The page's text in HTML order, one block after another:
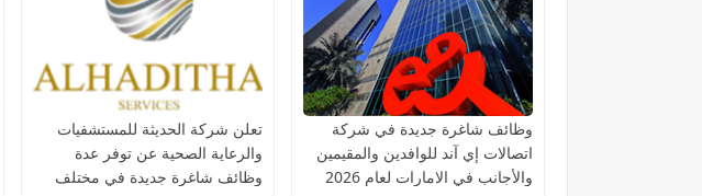
وظائف شاغرة جديدة في شركة
اتصالات إي آند للوافدين والمقيمين
والأجانب في الامارات لعام 2026
تعلن شركة الحديثة للمستشفيات
والرعاية الصحية عن توفر عدة
وظائف شاغرة جديدة في مختلف